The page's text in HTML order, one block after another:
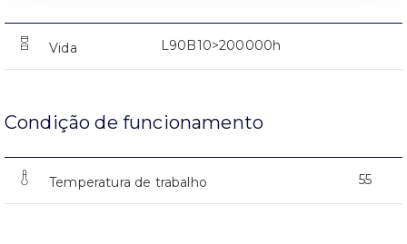
Vida L90B10>200000h
Condição de funcionamento
Temperatura de trabalho 55